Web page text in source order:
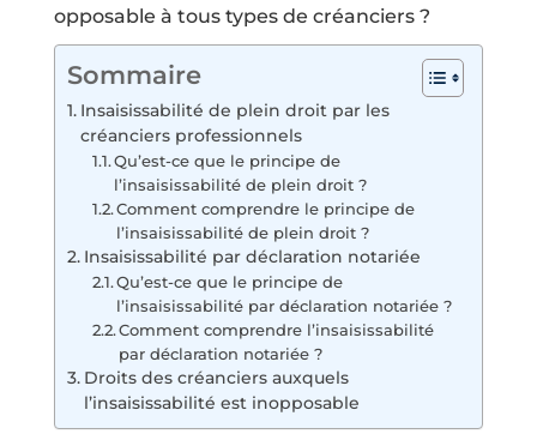
opposable à tous types de créanciers ?
Sommaire
Insaisissabilité de plein droit par les
créanciers professionnels
Qu’est-ce que le principe de
l’insaisissabilité de plein droit ?
Comment comprendre le principe de
l’insaisissabilité de plein droit ?
Insaisissabilité par déclaration notariée
Qu’est-ce que le principe de
l’insaisissabilité par déclaration notariée ?
Comment comprendre l’insaisissabilité
par déclaration notariée ?
Droits des créanciers auxquels
l’insaisissabilité est inopposable